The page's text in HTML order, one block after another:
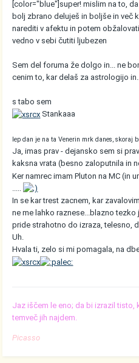
[color="blue"]super! mislim na to,
bolj zbrano deluješ in boljše in več
narediti v afektu in potem
vedno v sebi čutiti ljubezen
Sem del foruma že dolgo in... ne
cenim to, kar delaš za astrologijo
s tabo sem
Stankaaa
lep dan je na ta Venerin mrk danes, skoraj
Ja, imas prav - dejansko sem si
kaksna vrata (besno zaloputnila in
Ker namrec imam Pluton na MC (in
In se kar trest zacnem, kar
ne me lahko raznese...blazno tezko
pride strahotno do izraza, telesno,
Uh.
Hvala ti, zelo si mi pomagala, na
Jaz iščem le eno; da bi izrazil tisto,
temveč jih najdem.
Picasso